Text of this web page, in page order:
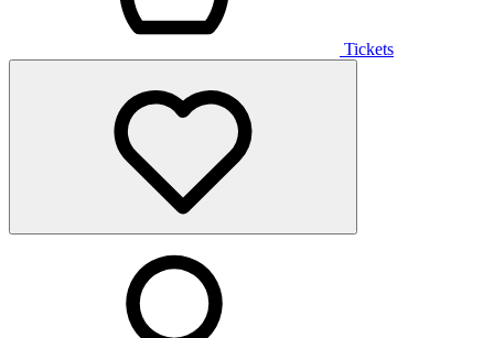
Tickets